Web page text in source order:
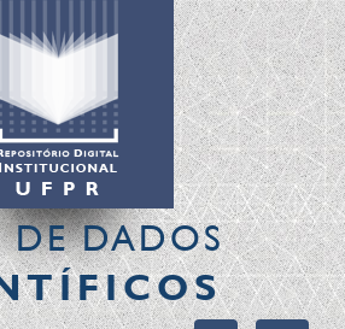
DE DADOS